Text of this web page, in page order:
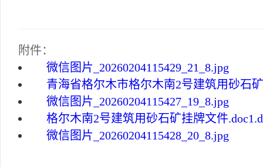
附件：
微信图片_20260204115429_21_8.jpg
青海省格尔木市格尔木南2号建筑用砂石
微信图片_20260204115427_19_8.jpg
格尔木南2号建筑用砂石矿挂牌文件
微信图片_20260204115428_20_8.jpg